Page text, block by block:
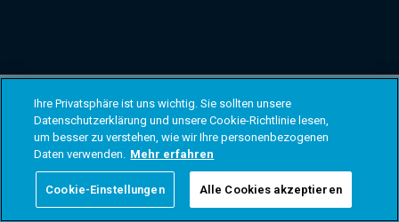
Ihre Privatsphäre ist uns wichtig. Sie sollten unsere
Datenschutzerklärung und unsere Cookie-Richtlinie lesen,
um besser zu verstehen, wie wir Ihre personenbezogenen
Daten verwenden. Mehr erfahren
Cookie-Einstellungen Alle Cookies akzeptieren